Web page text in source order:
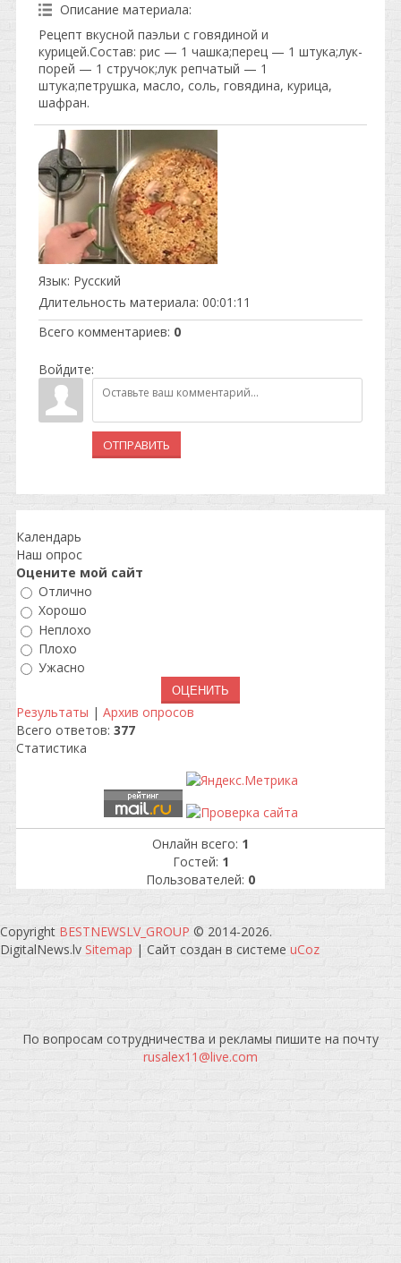
Описание материала:
Рецепт вкусной паэльи с говядиной и
курицей.Состав: рис — 1 чашка;перец — 1 штука;лук-
порей — 1 стручок;лук репчатый — 1
штука;петрушка, масло, соль, говядина, курица,
шафран.
Язык: Русский
Длительность материала: 00:01:11
Всего комментариев: 0
Войдите:
ОТПРАВИТЬ
Календарь
Наш опрос
Оцените мой сайт
Отлично
Хорошо
Неплохо
Плохо
Ужасно
Результаты | Архив опросов
Всего ответов: 377
Статистика
Онлайн всего: 1
Гостей: 1
Пользователей: 0
Copyright BESTNEWSLV_GROUP © 2014-2026.
DigitalNews.lv Sitemap | Сайт создан в системе uCoz
По вопросам сотрудничества и рекламы пишите на почту
rusalex11@live.com